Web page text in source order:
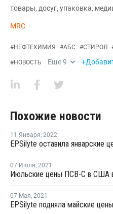
товары, досуг, упаковка,
MRC
#НЕФТЕХИМИЯ #АБС #СТИРОЛ
#НОВОСТЬ Еще9
Похожие новости
11 Января, 2022
07 Июля, 2021
07 Мая, 2021
EPSilyte подняла майские